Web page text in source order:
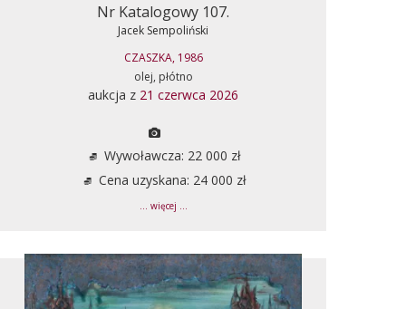
Nr Katalogowy 107.
Jacek Sempoliński
CZASZKA, 1986
olej, płótno
aukcja z 21 czerwca 2026
Wywoławcza: 22 000 zł
Cena uzyskana: 24 000 zł
... więcej ...